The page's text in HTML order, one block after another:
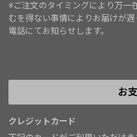
※ご注文のタイミングにより万一
むを得ない事情によりお届けが
電話にてお知らせします。
お
クレジットカード